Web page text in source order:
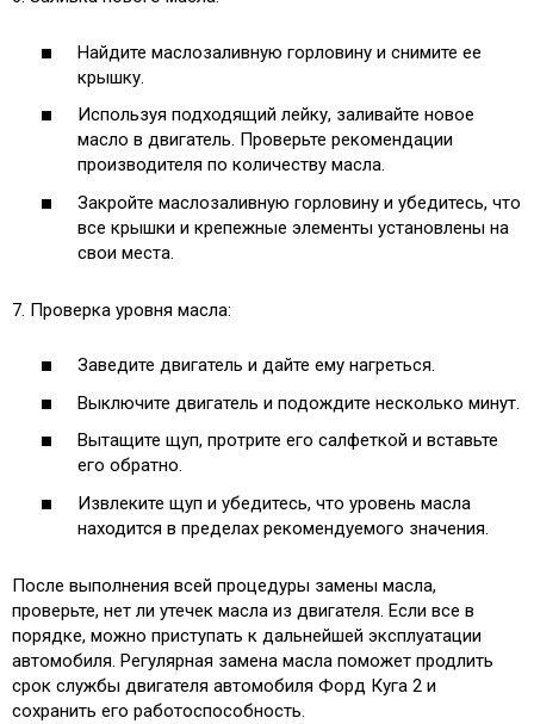
Найдите маслозаливную горловину и снимите ее
крышку.
Используя подходящий лейку, заливайте новое
масло в двигатель. Проверьте рекомендации
производителя по количеству масла.
Закройте маслозаливную горловину и убедитесь, что
все крышки и крепежные элементы установлены на
свои места.
7. Проверка уровня масла:
Заведите двигатель и дайте ему нагреться.
Выключите двигатель и подождите несколько минут.
Вытащите щуп, протрите его салфеткой и вставьте
его обратно.
Извлеките щуп и убедитесь, что уровень масла
находится в пределах рекомендуемого значения.
После выполнения всей процедуры замены масла,
проверьте, нет ли утечек масла из двигателя. Если все в
порядке, можно приступать к дальнейшей эксплуатации
автомобиля. Регулярная замена масла поможет продлить
срок службы двигателя автомобиля Форд Куга 2 и
сохранить его работоспособность.